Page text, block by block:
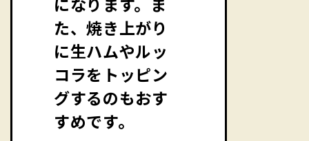
た、焼き上がり
に生ハムやルッ
コラをトッピン
グするのもおす
すめです。